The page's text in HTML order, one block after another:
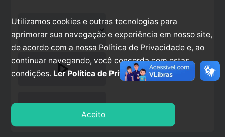
play_arrow
stop
Utilizamos cookies e outras tecnologias para
aprimorar sua navegação e experiência em nosso site,
de acordo com a nossa Política de Privacidade e, ao
continuar navegando, você concorda com estas
condições. Ler Política de Privacidade.
Aceito